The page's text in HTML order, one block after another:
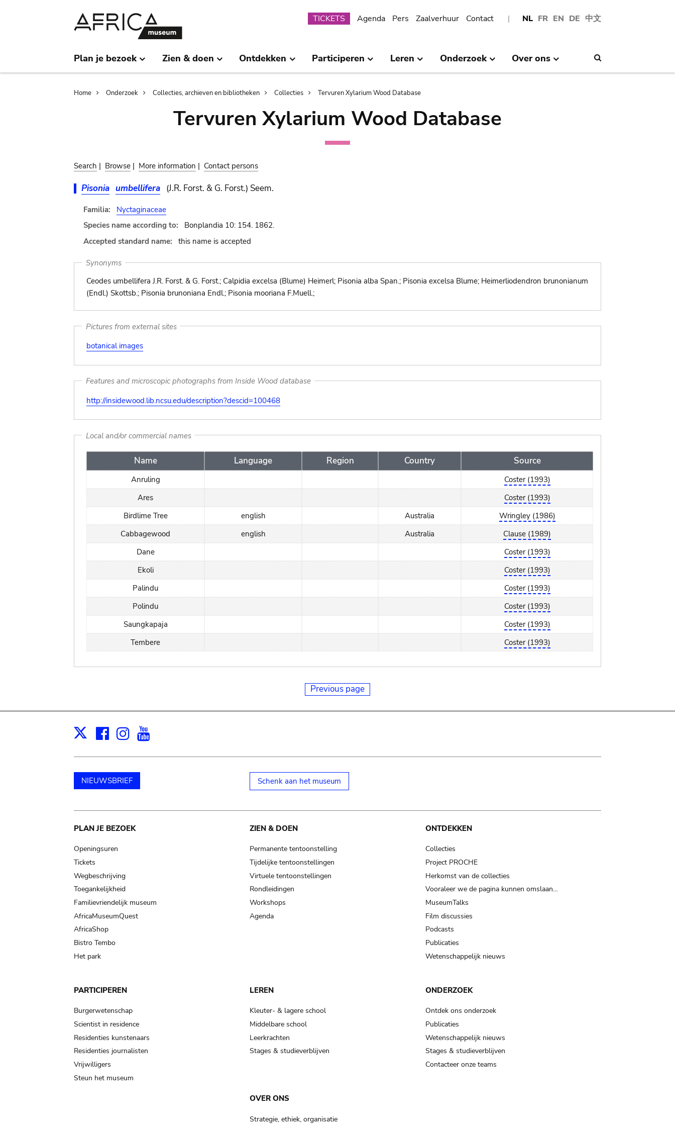
NL FR EN DE 中文
Submenu
TICKETS Agenda Pers Zaalverhuur Contact
Plan je bezoek Zien & doen Ontdekken Participeren Leren Onderzoek Over ons
Breadcrumb
Home Onderzoek Collecties, archieven en bibliotheken Collecties Tervuren Xylarium Wood Database
Tervuren Xylarium Wood Database
Search | Browse | More information | Contact persons
Pisonia umbellifera (J.R. Forst. & G. Forst.) Seem.
Familia:
Nyctaginaceae
Species name according to:
Bonplandia 10: 154. 1862.
Accepted standard name:
this name is accepted
Synonyms
Ceodes umbellifera J.R. Forst. & G. Forst.; Calpidia excelsa (Blume) Heimerl; Pisonia alba Span.; Pisonia excelsa Blume; Heimerliodendron brunonianum
(Endl.) Skottsb.; Pisonia brunoniana Endl.; Pisonia mooriana F.Muell.;
Pictures from external sites
botanical images
Features and microscopic photographs from Inside Wood database
http://insidewood.lib.ncsu.edu/description?descid=100468
Local and/or commercial names
Name Language Region Country Source
Anruling
Coster (1993)
Ares
Coster (1993)
Birdlime Tree
english Australia
Wringley (1986)
Cabbagewood
english Australia
Clause (1989)
Dane
Coster (1993)
Ekoli
Coster (1993)
Palindu
Coster (1993)
Polindu
Coster (1993)
Saungkapaja
Coster (1993)
Tembere
Coster (1993)
Previous page
X Facebook
Instagram
NIEUWSBRIEF Schenk aan het museum
Main
navigation
PLAN JE BEZOEK
Openingsuren
Tickets
Wegbeschrijving
Toegankelijkheid
Familievriendelijk museum
AfricaMuseumQuest
AfricaShop
Bistro Tembo
Het park
ZIEN & DOEN
Permanente tentoonstelling
Tijdelijke tentoonstellingen
Virtuele tentoonstellingen
Rondleidingen
Workshops
Agenda
ONTDEKKEN
Collecties
Project PROCHE
Herkomst van de collecties
Vooraleer we de pagina kunnen omslaan…
MuseumTalks
Film discussies
Podcasts
Publicaties
Wetenschappelijk nieuws
PARTICIPEREN
Burgerwetenschap
Scientist in residence
Residenties kunstenaars
Residenties journalisten
Vrijwilligers
Steun het museum
LEREN
Kleuter- & lagere school
Middelbare school
Leerkrachten
Stages & studieverblijven
ONDERZOEK
Ontdek ons onderzoek
Publicaties
Wetenschappelijk nieuws
Stages & studieverblijven
Contacteer onze teams
OVER ONS
Strategie, ethiek, organisatie